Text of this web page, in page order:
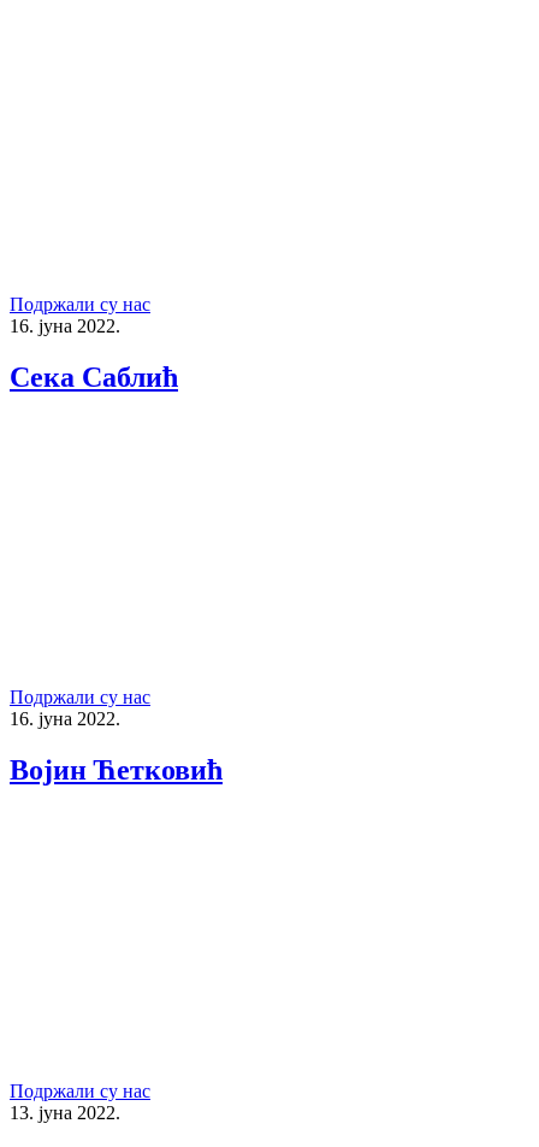
Подржали су нас
16. јуна 2022.
Сека Саблић
Подржали су нас
16. јуна 2022.
Војин Ћетковић
Подржали су нас
13. јуна 2022.